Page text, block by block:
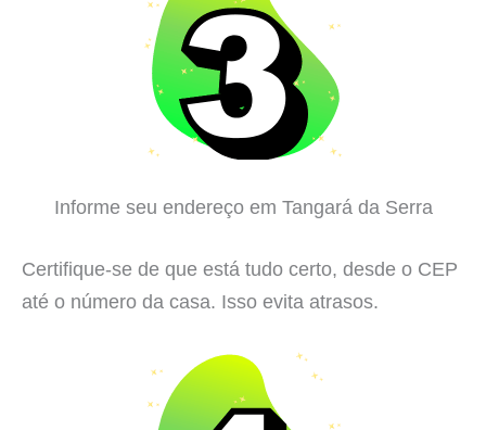
Informe seu endereço em Tangará da Serra
Certifique-se de que está tudo certo, desde o CEP
até o número da casa. Isso evita atrasos.